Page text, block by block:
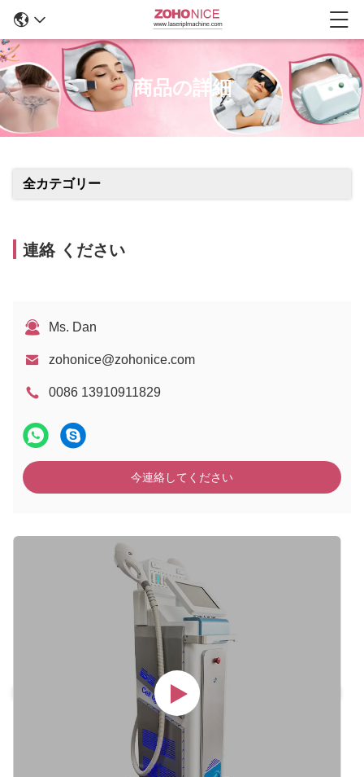
商品の詳細
全カテゴリー
連絡 ください
Ms. Dan
zohonice@zohonice.com
0086 13910911829
今連絡してください